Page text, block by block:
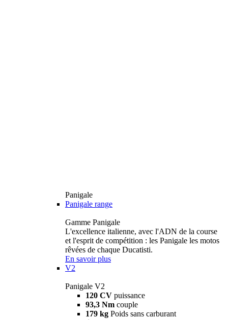
Panigale
Panigale range
Gamme Panigale
L'excellence italienne, avec l'ADN de la course
et l'esprit de compétition : les Panigale les motos
rêvées de chaque Ducatisti.
En savoir plus
V2
Panigale V2
120 CV puissance
93,3 Nm couple
179 kg Poids sans carburant